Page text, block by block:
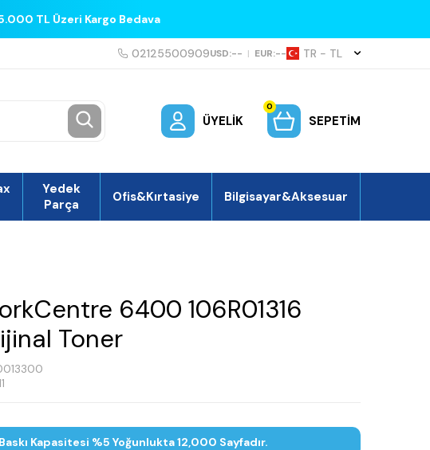
TL Üzeri Kargo Bedava
02125500909USD:-- | EUR:-- TR − TL
ÜYELIK
0
SEPETIM
Yedek
Parça
Ofis&Kırtasiye Bilgisayar&Aksesuar
6400 106R01316
Toner
Baskı Kapasitesi %5 Yoğunlukta 12,000 Sayfadır.